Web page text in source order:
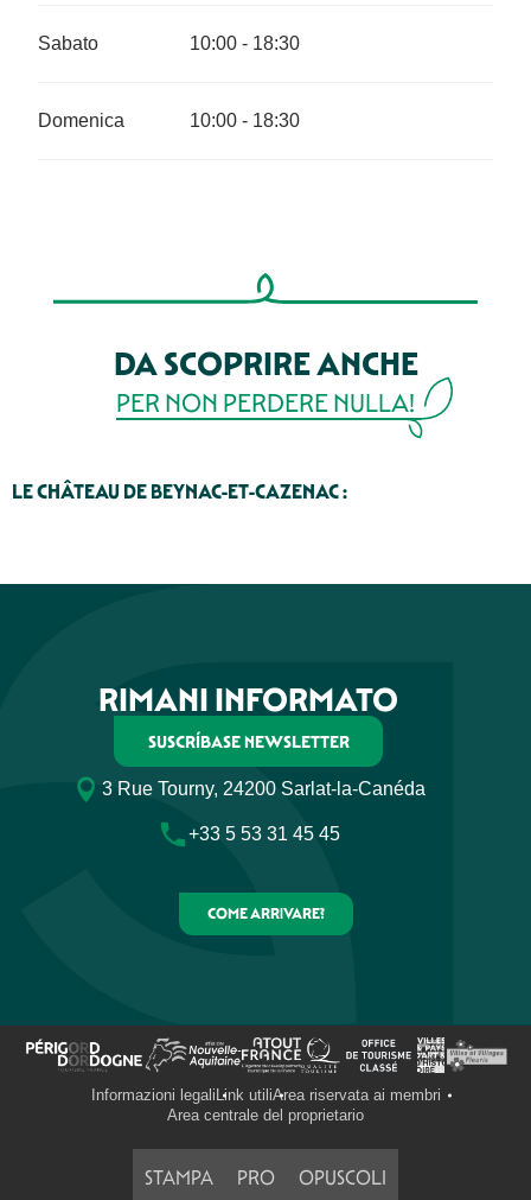
Sabato 10:00 - 18:30
Domenica 10:00 - 18:30
DA SCOPRIRE ANCHE
PER NON PERDERE NULLA!
LE CHÂTEAU DE BEYNAC-ET-CAZENAC :
RIMANI INFORMATO
SUSCRÍBASE NEWSLETTER
3 Rue Tourny, 24200 Sarlat-la-Canéda
+33 5 53 31 45 45
COME ARRIVARE?
Informazioni legali Link utiliArea riservata ai membri
Area centrale del proprietario
STAMPA PRO OPUSCOLI